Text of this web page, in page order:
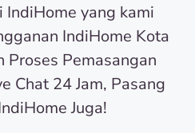
IndiHome yang kami
IndiHome Kota
Proses Pemasangan
Chat 24 Jam, Pasang
Juga!